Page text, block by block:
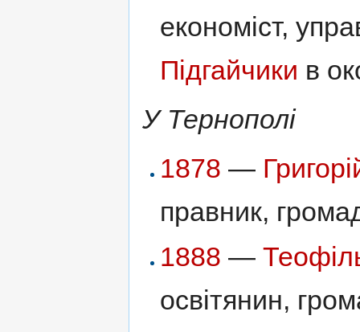
економіст,
Підгайчики в
У Тернополі
1878 —
правник,
1888 —
освітянин,